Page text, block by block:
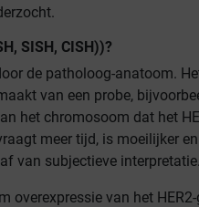
SISH, CISH))?
de patholoog-anatoom.
van een probe,
het chromosoom dat het
meer tijd, is moeilijker
van subjectieve
overexpressie van het